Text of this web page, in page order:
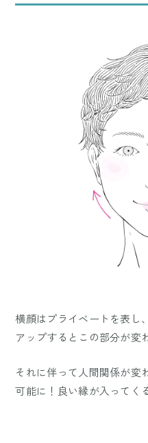
横顔はプライベートを表し
アップするとこの部分が変
それに伴って人間関係が変
可能に！良い縁が入ってく